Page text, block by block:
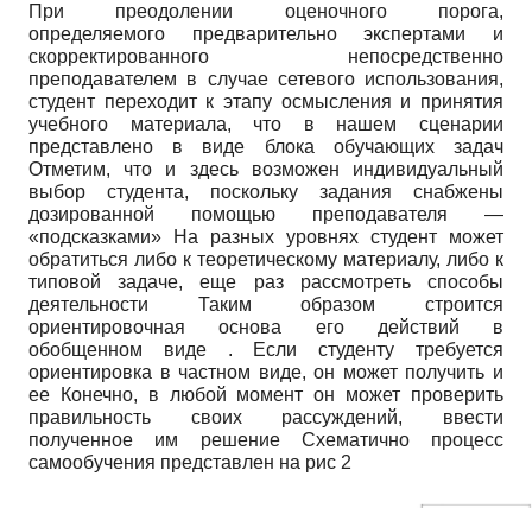
При преодолении оценочного порога,
определяемого предварительно экспертами и
скорректированного непосредственно
преподавателем в случае сетевого использования,
студент переходит к этапу осмысления и принятия
учебного материала, что в нашем сценарии
представлено в виде блока обучающих задач
Отметим, что и здесь возможен индивидуальный
выбор студента, поскольку задания снабжены
дозированной помощью преподавателя —
«подсказками» На разных уровнях студент может
обратиться либо к теоретическому материалу, либо к
типовой задаче, еще раз рассмотреть способы
деятельности Таким образом строится
ориентировочная основа его действий в
обобщенном виде . Если студенту требуется
ориентировка в частном виде, он может получить и
ее Конечно, в любой момент он может проверить
правильность своих рассуждений, ввести
полученное им решение Схематично процесс
самообучения представлен на рис 2